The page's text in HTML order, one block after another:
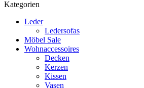
Kategorien
Leder
Ledersofas
Möbel Sale
Wohnaccessoires
Decken
Kerzen
Kissen
Vasen